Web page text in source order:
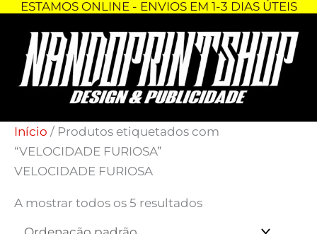
Skip
content
ESTAMOS ONLINE - ENVIOS EM 1-3 DIAS ÚTEIS
Início / Produtos etiquetados com
“VELOCIDADE FURIOSA”
VELOCIDADE FURIOSA
A mostrar todos os 5 resultados